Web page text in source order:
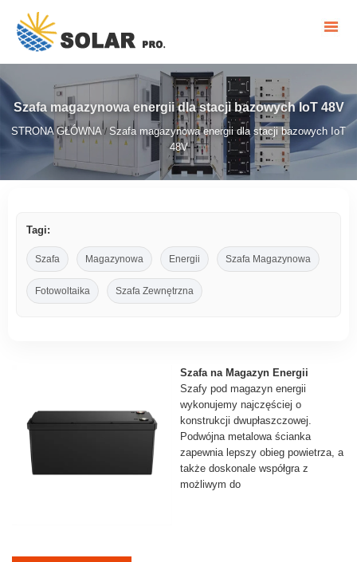
Szafa magazynowa energii dla stacji bazowych IoT 48V
STRONA GŁÓWNA/ Szafa magazynowa energii dla stacji bazowych IoT
48V
Tagi:
Szafa Magazynowa Energii Szafa Magazynowa
Fotowoltaika Szafa Zewnętrzna
Szafa na Magazyn Energii
Szafy pod magazyn energii
wykonujemy najczęściej o
konstrukcji dwupłaszczowej.
Podwójna metalowa ścianka
zapewnia lepszy obieg powietrza, a
także doskonale współgra z
możliwym do